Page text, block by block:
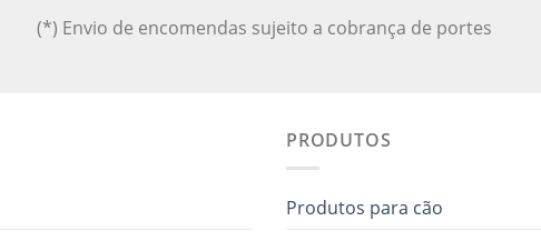
(*) Envio de encomendas sujeito a cobrança de portes
PRODUTOS
Produtos para cão